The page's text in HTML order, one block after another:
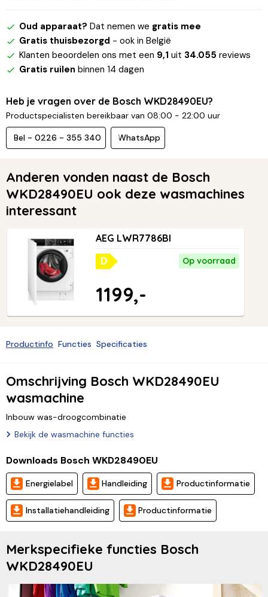
Oud apparaat? Dat nemen we gratis mee
Gratis thuisbezorgd - ook in België
Klanten beoordelen ons met een 9,1 uit 34.055 reviews
Gratis ruilen binnen 14 dagen
Heb je vragen over de Bosch WKD28490EU?
Productspecialisten bereikbaar van 08:00 - 22:00 uur
Bel - 0226 - 355 340 WhatsApp
Anderen vonden naast de Bosch
WKD28490EU ook deze wasmachines
interessant
AEG LWR7786BI
D Op voorraad
1199,-
Productinfo Functies Specificaties
Omschrijving Bosch WKD28490EU
wasmachine
Inbouw was-droogcombinatie
Bekijk de wasmachine functies
Downloads Bosch WKD28490EU
Energielabel Handleiding Productinformatie
Installatiehandleiding Productinformatie
Merkspecifieke functies Bosch
WKD28490EU